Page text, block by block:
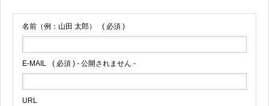
名前（例：山田 太郎） ( 必須 )
E-MAIL ( 必須 ) - 公開されません -
URL